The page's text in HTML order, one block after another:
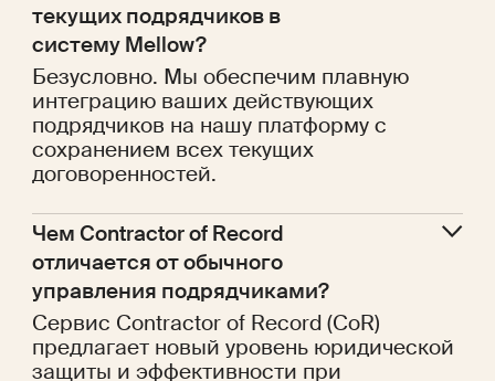
текущих подрядчиков в
систему Mellow?
Безусловно. Мы обеспечим плавную
интеграцию ваших действующих
подрядчиков на нашу платформу с
сохранением всех текущих
договоренностей.
Чем Contractor of Record
отличается от обычного
управления подрядчиками?
Сервис Contractor of Record (CoR)
предлагает новый уровень юридической
защиты и эффективности при